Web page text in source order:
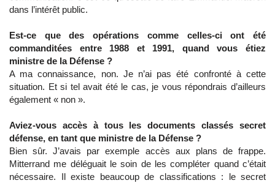
dans l’intérêt public.
Est-ce que des opérations comme celles-ci ont été
commanditées entre 1988 et 1991, quand vous étiez
ministre de la Défense ?
A ma connaissance, non. Je n’ai pas été confronté à cette
situation. Et si tel avait été le cas, je vous répondrais d’ailleurs
également « non ».
Aviez-vous accès à tous les documents classés secret
défense, en tant que ministre de la Défense ?
Bien sûr. J’avais par exemple accès aux plans de frappe.
Mitterrand me déléguait le soin de les compléter quand c’était
nécessaire. Il existe beaucoup de classifications : le secret